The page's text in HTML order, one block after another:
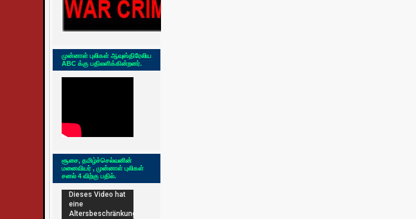
முன்னாள் புலிகள் ஆவுஸ்திரேலிய
ABC க்கு பதிலளிக்கின்றனர்.
சூசை, தமிழ்ச்செல்வனின்
மனைவியர் , முன்னாள் புலிகள்
சனல் 4 விற்கு பதில்.